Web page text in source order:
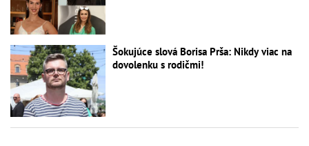
Šokujúce slová Borisa Prša: Nikdy viac na
dovolenku s rodičmi!